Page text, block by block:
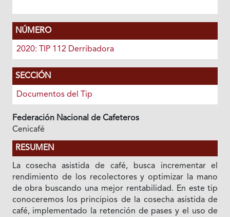
NÚMERO
2020: TIP 112 Derribadora
SECCIÓN
Documentos del Tip
Federación Nacional de Cafeteros
Cenicafé
RESUMEN
La cosecha asistida de café, busca incrementar el
rendimiento de los recolectores y optimizar la mano
de obra buscando una mejor rentabilidad. En este tip
conoceremos los principios de la cosecha asistida de
café, implementado la retención de pases y el uso de